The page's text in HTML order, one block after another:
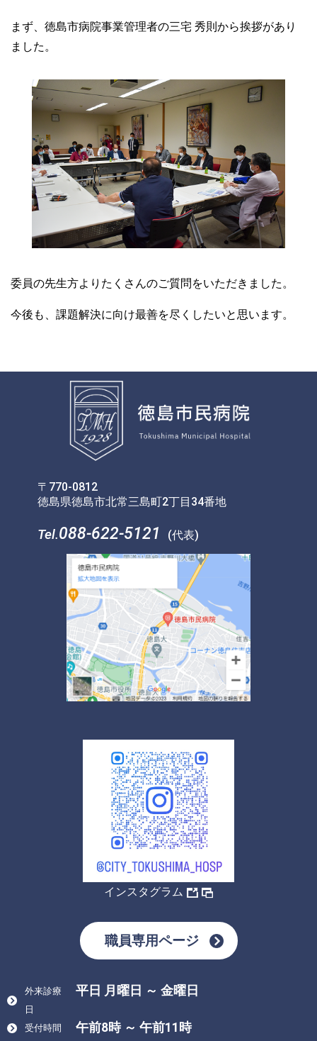
まず、徳島市病院事業管理者の三宅 秀則から挨拶があり
ました。
委員の先生方よりたくさんのご質問をいただきました。
今後も、課題解決に向け最善を尽くしたいと思います。
〒770-0812
徳島県徳島市北常三島町2丁目34番地
Tel.088-622-5121 (代表)
インスタグラム
職員専用ページ
外来診療
日
平日 月曜日 ～ 金曜日
受付時間 午前8時 ～ 午前11時